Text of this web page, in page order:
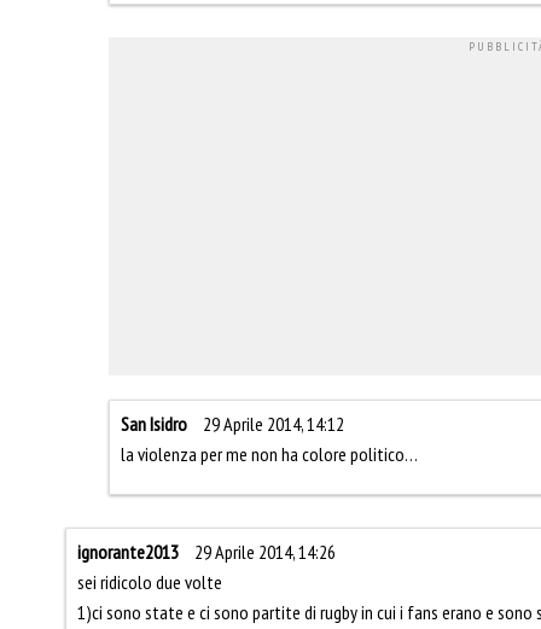
San Isidro
29 Aprile 2014, 14:12
la violenza per me non ha colore politico…
ignorante2013
29 Aprile 2014, 14:26
sei ridicolo due volte
1)ci sono state e ci sono partite di rugby in cui i fans erano e